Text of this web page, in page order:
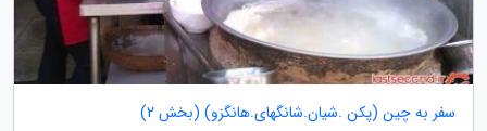
سفر به چین (پکن .شیان.شانگهای.هانگزو) (بخش 2)